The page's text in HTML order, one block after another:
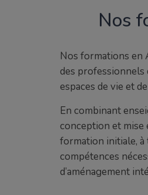
Nos
Nos formations en
des professionnels
espaces de vie et
En combinant
conception et
formation initiale, à
compétences
d’aménagement